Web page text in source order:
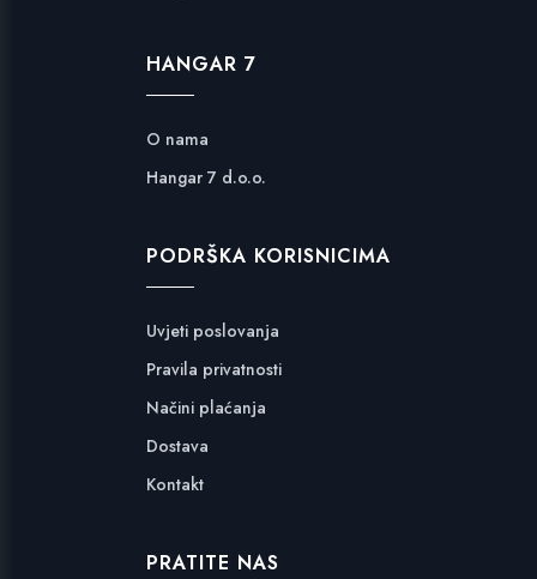
HANGAR 7
O nama
Hangar 7 d.o.o.
PODRŠKA KORISNICIMA
Uvjeti poslovanja
Pravila privatnosti
Načini plaćanja
Dostava
Kontakt
PRATITE NAS